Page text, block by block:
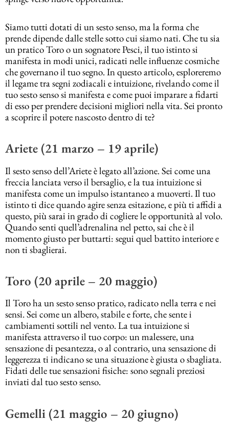
Siamo tutti dotati di un sesto senso, ma la forma che
prende dipende dalle stelle sotto cui siamo nati. Che tu sia
un pratico Toro o un sognatore Pesci, il tuo istinto si
manifesta in modi unici, radicati nelle influenze cosmiche
che governano il tuo segno. In questo articolo, esploreremo
il legame tra segni zodiacali e intuizione, rivelando come il
tuo sesto senso si manifesta e come puoi imparare a fidarti
di esso per prendere decisioni migliori nella vita. Sei pronto
a scoprire il potere nascosto dentro di te?
Ariete (21 marzo – 19 aprile)
Il sesto senso dell’Ariete è legato all’azione. Sei come una
freccia lanciata verso il bersaglio, e la tua intuizione si
manifesta come un impulso istantaneo a muoverti. Il tuo
istinto ti dice quando agire senza esitazione, e più ti affidi a
questo, più sarai in grado di cogliere le opportunità al volo.
Quando senti quell’adrenalina nel petto, sai che è il
momento giusto per buttarti: segui quel battito interiore e
non ti sbaglierai.
Toro (20 aprile – 20 maggio)
Il Toro ha un sesto senso pratico, radicato nella terra e nei
sensi. Sei come un albero, stabile e forte, che sente i
cambiamenti sottili nel vento. La tua intuizione si
manifesta attraverso il tuo corpo: un malessere, una
sensazione di pesantezza, o al contrario, una sensazione di
leggerezza ti indicano se una situazione è giusta o sbagliata.
Fidati delle tue sensazioni fisiche: sono segnali preziosi
inviati dal tuo sesto senso.
Gemelli (21 maggio – 20 giugno)